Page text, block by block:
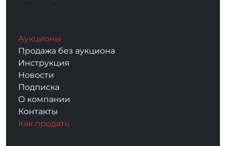
Аукционы
Продажа без аукциона
Инструкция
Новости
Подписка
О компании
Контакты
Как продать